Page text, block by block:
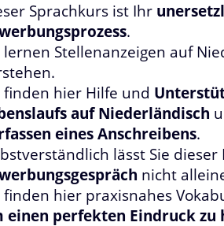
Sprachkurs ist Ihr
.
lernen Stellenanzeigen auf
finden hier Hilfe und
auf Niederländisch
eines Anschreibens.
lässt Sie
nicht
finden hier praxisnahes
einen perfekten Eindruck zu